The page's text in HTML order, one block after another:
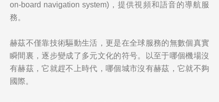
on-board navigation system)，提供視頻和語音的導航服
務。
赫茲不僅靠技術驅動生活，更是在全球服務的無數個真實
瞬間裏，逐步變成了多元文化的符号。以至于哪個機場沒
有赫茲，它就趕不上時代，哪個城市沒有赫茲，它就不夠
國際。